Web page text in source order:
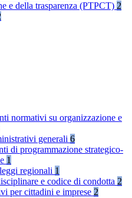
e della trasparenza (PTPCT) 2
normativi su organizzazione e
generali 6
di programmazione strategico-
1
regionali 1
e codice di condotta 2
per cittadini e imprese 2